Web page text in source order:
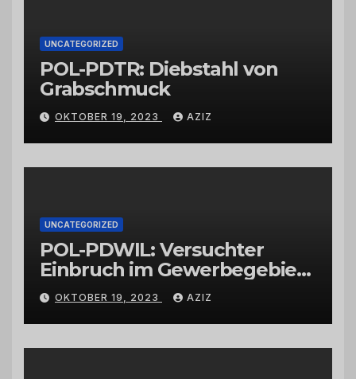
UNCATEGORIZED
POL-PDTR: Diebstahl von
Grabschmuck
OKTOBER 19, 2023 AZIZ
UNCATEGORIZED
POL-PDWIL: Versuchter
Einbruch im Gewerbegebiet
Wittlich
OKTOBER 19, 2023 AZIZ